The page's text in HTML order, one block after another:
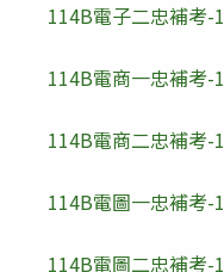
114B電子二忠補考-1
114B電商一忠補考-1
114B電商二忠補考-1
114B電圖一忠補考-1
114B電圖二忠補考-1